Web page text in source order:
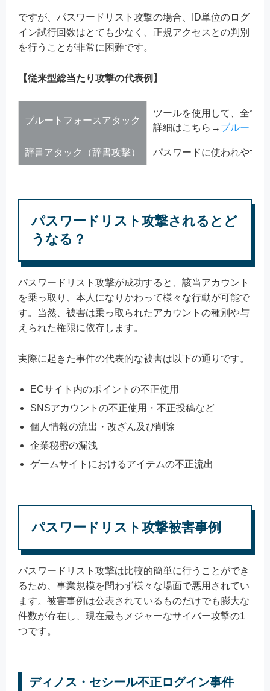
ですが、パスワードリスト攻撃の場合、ID単位のログ
イン試行回数はとても少なく、正規アクセスとの判別
を行うことが非常に困難です。
【従来型総当たり攻撃の代表例】
ブルートフォースアタック
ツールを使用して、全て
詳細はこちら→ ブルート
辞書アタック（辞書攻撃） パスワードに使われやす
パスワードリスト攻撃されるとど
うなる？
パスワードリスト攻撃が成功すると、該当アカウント
を乗っ取り、本人になりかわって様々な行動が可能で
す。当然、被害は乗っ取られたアカウントの種別や与
えられた権限に依存します。
実際に起きた事件の代表的な被害は以下の通りです。
ECサイト内のポイントの不正使用
SNSアカウントの不正使用・不正投稿など
個人情報の流出・改ざん及び削除
企業秘密の漏洩
ゲームサイトにおけるアイテムの不正流出
パスワードリスト攻撃被害事例
パスワードリスト攻撃は比較的簡単に行うことができ
るため、事業規模を問わず様々な場面で悪用されてい
ます。被害事例は公表されているものだけでも膨大な
件数が存在し、現在最もメジャーなサイバー攻撃の1
つです。
ディノス・セシール不正ログイン事件